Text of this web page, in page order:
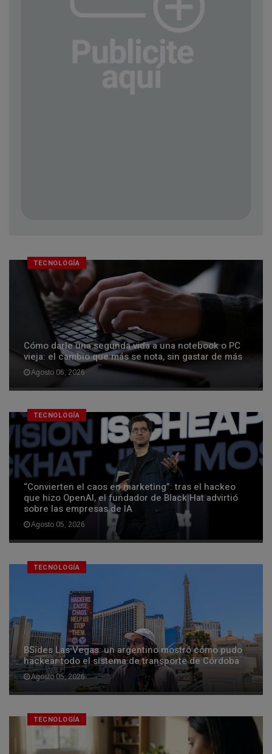
TECNOLOGÍA
Cómo darle una segunda vida a una notebook o PC
vieja: el cambio que más se nota, sin gastar de más
Agosto 06, 2026
TECNOLOGÍA
“Convierten el caos en marketing”: tras el hackeo
que hizo OpenAI, el fundador de Black Hat advirtió
sobre las empresas de IA
Agosto 05, 2026
TECNOLOGÍA
BSides Las Vegas: un argentino mostró cómo pudo
hackear todo el sistema de transporte de Córdoba
Agosto 05, 2026
TECNOLOGÍA